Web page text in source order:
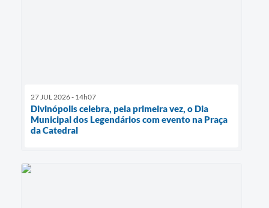
27 JUL 2026 - 14h07
Divinópolis celebra, pela primeira vez, o Dia
Municipal dos Legendários com evento na Praça
da Catedral